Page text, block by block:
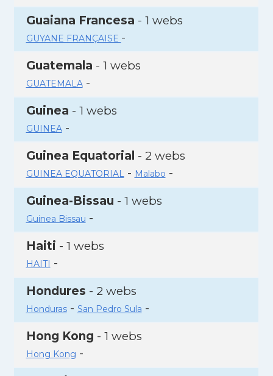
Guaiana Francesa - 1 webs
GUYANE FRANÇAISE -
Guatemala - 1 webs
GUATEMALA-
Guinea - 1 webs
GUINEA-
Guinea Equatorial - 2 webs
GUINEA EQUATORIAL- Malabo -
Guinea-Bissau - 1 webs
Guinea Bissau -
Haiti - 1 webs
HAITI -
Hondures - 2 webs
Honduras- San Pedro Sula -
Hong Kong - 1 webs
Hong Kong -